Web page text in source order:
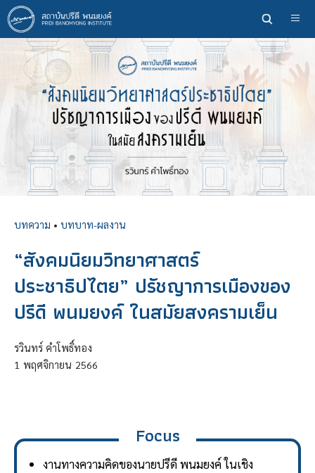
ข้าม
ไป
ยัง
เนื้อหา
บทความ • บทบาท-ผลงาน
“สังคมนิยมวิทยาศาสตร์
ประชาธิปไตย” ปรัชญาการเมืองของ
ปรีดี พนมยงค์ ในสมัยสงครามเย็น
รวินทร์ คำโพธิ์ทอง
1 พฤศจิกายน 2566
Focus
งานทางความคิดของนายปรีดี พนมยงค์ ในเชิง